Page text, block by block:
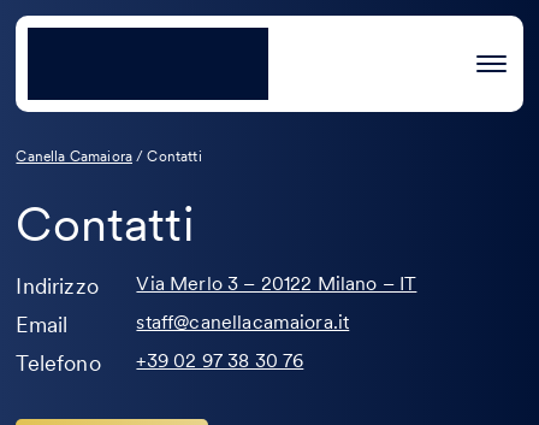
Canella Camaiora /Contatti
Contatti
Indirizzo Via Merlo 3 – 20122 Milano – IT
Email staff@canellacamaiora.it
Telefono +39 02 97 38 30 76